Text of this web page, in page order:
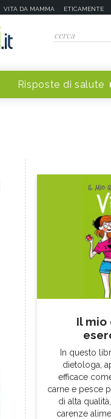
VITA DA MAMMA ETICAMENTE
Risposte di salute
Il mio
In questo
dietologa,
efficace
carne e pesce
di alta
carenze